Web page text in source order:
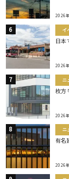
2026
イ
日本
2026
ニ
枚方
2026
ニ
有名
2026